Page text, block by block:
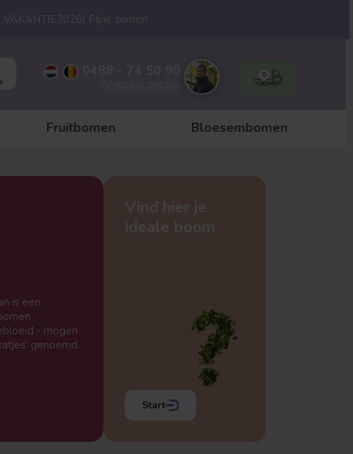
Fruitbomen Bloesembomen
0
FIjne zomer!
is een
- mogen
genoemd.
Start